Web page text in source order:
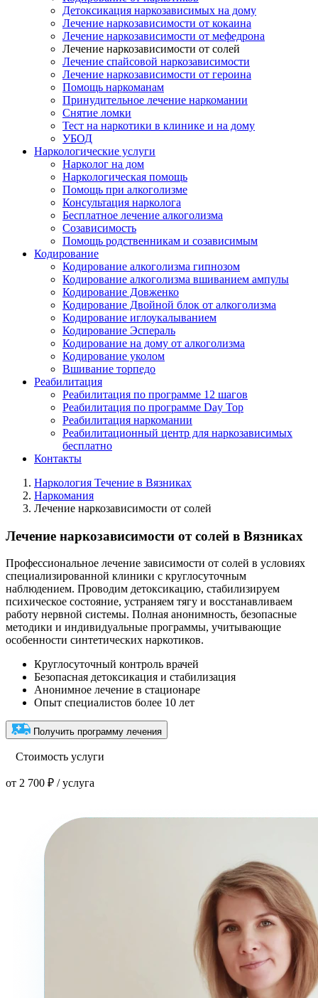
Детоксикация наркозависимых на дому
Лечение наркозависимости от кокаина
Лечение наркозависимости от мефедрона
Лечение наркозависимости от солей
Лечение спайсовой наркозависимости
Лечение наркозависимости от героина
Помощь наркоманам
Принудительное лечение наркомании
Снятие ломки
Тест на наркотики в клинике и на дому
УБОД
Наркологические услуги
Нарколог на дом
Наркологическая помощь
Помощь при алкоголизме
Консультация нарколога
Бесплатное лечение алкоголизма
Созависимость
Помощь родственникам и созависимым
Кодирование
Кодирование алкоголизма гипнозом
Кодирование алкоголизма вшиванием ампулы
Кодирование Довженко
Кодирование Двойной блок от алкоголизма
Кодирование иглоукалыванием
Кодирование Эспераль
Кодирование на дому от алкоголизма
Кодирование уколом
Вшивание торпедо
Реабилитация
Реабилитация по программе 12 шагов
Реабилитация по программе Day Top
Реабилитация наркомании
Реабилитационный центр для наркозависимых
бесплатно
Контакты
Наркология Течение в Вязниках
Наркомания
Лечение наркозависимости от солей
Лечение наркозависимости от солей в Вязниках
Профессиональное лечение зависимости от солей в условиях
специализированной клиники с круглосуточным
наблюдением. Проводим детоксикацию, стабилизируем
психическое состояние, устраняем тягу и восстанавливаем
работу нервной системы. Полная анонимность, безопасные
методики и индивидуальные программы, учитывающие
особенности синтетических наркотиков.
Круглосуточный контроль врачей
Безопасная детоксикация и стабилизация
Анонимное лечение в стационаре
Опыт специалистов более 10 лет
Получить программу лечения
Стоимость услуги
от 2 700 ₽ / услуга